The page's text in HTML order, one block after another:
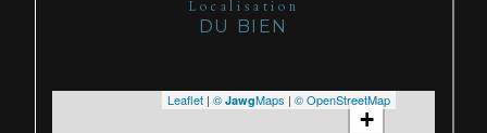
Localisation
DU BIEN
+
Leaflet | © JawgMaps | © OpenStreetMap